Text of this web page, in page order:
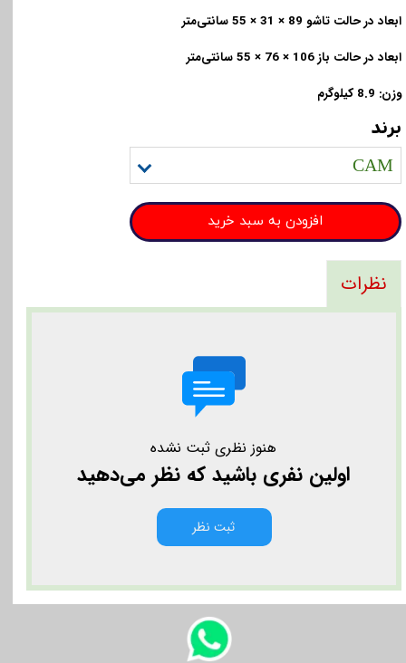
ابعاد در حالت تاشو 89 × 31 × 55 سانتی‌متر
ابعاد در حالت باز 106 × 76 × 55 سانتی‌متر
وزن: 8.9 کیلوگرم
برند
CAM
افزودن به سبد خرید
نظرات
هنوز نظری ثبت نشده
اولین نفری باشید که نظر می‌دهید
ثبت نظر